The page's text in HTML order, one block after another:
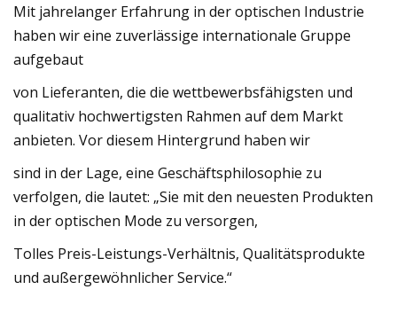
Mit jahrelanger Erfahrung in der optischen Industrie
haben wir eine zuverlässige internationale Gruppe
aufgebaut
von Lieferanten, die die wettbewerbsfähigsten und
qualitativ hochwertigsten Rahmen auf dem Markt
anbieten. Vor diesem Hintergrund haben wir
sind in der Lage, eine Geschäftsphilosophie zu
verfolgen, die lautet: „Sie mit den neuesten Produkten
in der optischen Mode zu versorgen,
Tolles Preis-Leistungs-Verhältnis, Qualitätsprodukte
und außergewöhnlicher Service.“